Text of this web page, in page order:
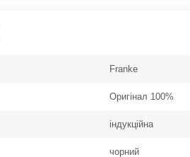
Franke
Оригінал 100%
індукційна
чорний